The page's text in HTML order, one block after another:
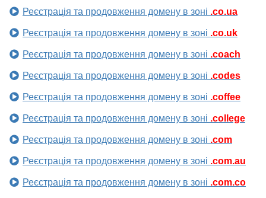
Реєстрація та продовження домену в зоні .co.ua
Реєстрація та продовження домену в зоні .co.uk
Реєстрація та продовження домену в зоні .coach
Реєстрація та продовження домену в зоні .codes
Реєстрація та продовження домену в зоні .coffee
Реєстрація та продовження домену в зоні .college
Реєстрація та продовження домену в зоні .com
Реєстрація та продовження домену в зоні .com.au
Реєстрація та продовження домену в зоні .com.co